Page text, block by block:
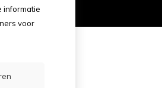
informatie
voor
ben 18+